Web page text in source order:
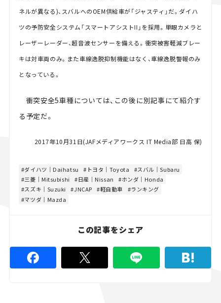
ネルが異なる)、スバルへのOEM供給車が「ジャスティ」だ。ダイハ
ツの予防安全システム「スマートアシストII」を採用。単眼カメラと
レーザーレーダー、超音波センサーを備える。衝突被害軽減ブレー
キは対車両のみ。また車線逸脱抑制機能はなく、車線逸脱警報のみ
となっている。
衝突安全5車種については、この後に別記事にて紹介す
る予定だ。
2017年10月31日(JAFメディアワークス IT Media部 日高 保)
ダイハツ｜Daihatsu トヨタ｜Toyota
スバル｜Subaru
三菱｜Mitsubishi
日産｜Nissan
ホンダ｜Honda
スズキ｜Suzuki
JNCAP 軽自動車
ランキング
マツダ｜Mazda
この記事をシェア